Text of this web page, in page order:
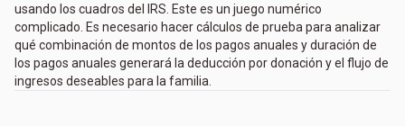
usando los cuadros del IRS. Este es un juego numérico
complicado. Es necesario hacer cálculos de prueba para analizar
qué combinación de montos de los pagos anuales y duración de
los pagos anuales generará la deducción por donación y el flujo de
ingresos deseables para la familia.